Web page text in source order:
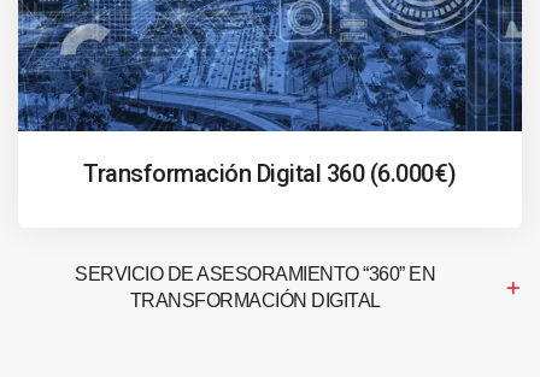
Transformación Digital 360 (6.000€)
SERVICIO DE ASESORAMIENTO “360” EN
TRANSFORMACIÓN DIGITAL